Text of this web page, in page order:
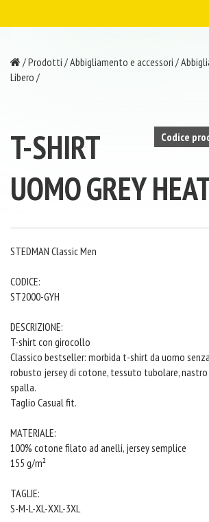
/Prodotti /Abbigliamento e accessori /
Libero /
Codice
T-SHIRT
UOMO GREY
STEDMAN Classic Men
CODICE:
ST2000-GYH
DESCRIZIONE:
T-shirt con girocollo
Classico bestseller: morbida t-shirt da uomo
robusto jersey di cotone, tessuto tubolare,
spalla.
Taglio Casual fit.
MATERIALE:
100% cotone filato ad anelli, jersey semplice
155 g/m²
TAGLIE:
S-M-L-XL-XXL-3XL